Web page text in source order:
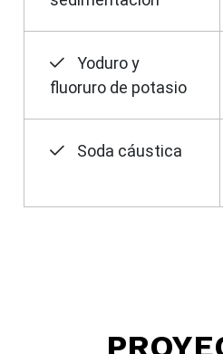
Yoduro y
fluoruro de potasio
Soda cáustica